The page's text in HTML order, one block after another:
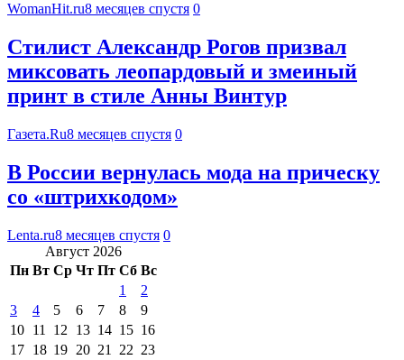
WomanHit.ru8 месяцев спустя 0
Стилист Александр Рогов призвал
миксовать леопардовый и змеиный
принт в стиле Анны Винтур
Газета.Ru8 месяцев спустя 0
В России вернулась мода на прическу
со «штрихкодом»
Lenta.ru8 месяцев спустя 0
Август 2026
Пн Вт Ср Чт Пт Сб Вс
1
2
3
4 5 6 7 8
9
10 11 12 13 14 15 16
17 18 19 20 21 22 23